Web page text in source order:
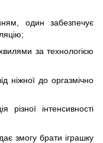
один забезпечує
за технологією
ніжної до оргазмічно
різної інтенсивності
змогу брати іграшку